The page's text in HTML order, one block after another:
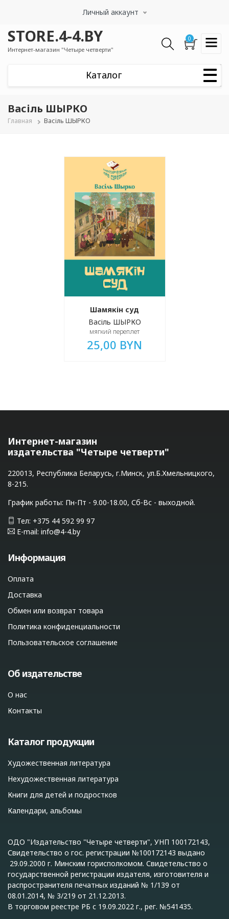
содержанию
Личный аккаунт
STORE.4-4.BY
Интернет-магазин "Четыре четверти"
0
Васіль ШЫРКО
Строка
Главная Васіль ШЫРКО
Шамякін суд
Васіль ШЫРКО
мягкий переплет
25,00 BYN
Интернет-магазин
издательства "Четыре четверти"
220013, Республика Беларусь, г.Минск, ул.Б.Хмельницкого,
8-215.
График работы: Пн-Пт - 9.00-18.00, Сб-Вс - выходной.
Тел: +375 44 592 99 97
E-mail: info@4-4.by
Информация
Оплата
Доставка
Обмен или возврат товара
Политика конфиденциальности
Пользовательское соглашение
Об издательстве
О нас
Контакты
Каталог продукции
Художественная литература
Нехудожественная литература
Книги для детей и подростков
Календари, альбомы
ОДО "Издательство "Четыре четверти", УНП 100172143,
Свидетельство о гос. регистрации №100172143 выдано
29.09.2000 г. Минским горисполкомом. Свидетельство о
государственной регистрации издателя, изготовителя и
распространителя печатных изданий № 1/139 от
08.01.2014, № 3/219 от 21.12.2013.
В торговом реестре РБ с 19.09.2022 г., рег. №541435.